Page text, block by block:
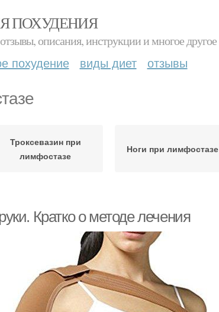
ПОХУДЕНИЯ
описания, инструкции и многое другое
похудение виды диет отзывы
Троксевазин при
лимфостазе
Ноги при лимфостазе
Кратко о методе лечения